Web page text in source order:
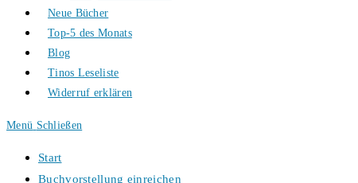
Neue Bücher
Top-5 des Monats
Blog
Tinos Leseliste
Widerruf erklären
Menü Schließen
Start
Buchvorstellung einreichen